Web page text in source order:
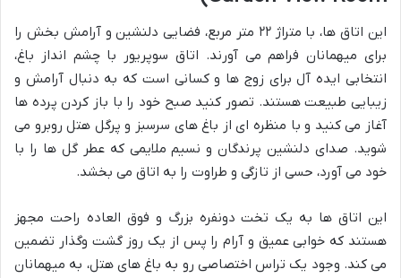
این اتاق ها، با متراژ ۲۲ متر مربع، فضایی دلنشین و آرامش بخش را
برای میهمانان فراهم می آورند. اتاق سوپریور با چشم انداز باغ،
انتخابی ایده آل برای زوج ها و کسانی است که به دنبال آرامش و
زیبایی طبیعت هستند. تصور کنید صبح خود را با باز کردن پرده ها
آغاز می کنید و با منظره ای از باغ های سرسبز و پرگل هتل روبرو می
شوید. صدای دلنشین پرندگان و نسیم ملایمی که عطر گل ها را با
خود می آورد، حسی از تازگی و طراوت را به اتاق می بخشد.
این اتاق ها به یک تخت دونفره بزرگ و فوق العاده راحت مجهز
هستند که خوابی عمیق و آرام را پس از یک روز گشت وگذار تضمین
می کند. وجود یک تراس اختصاصی رو به باغ های هتل، به میهمانان